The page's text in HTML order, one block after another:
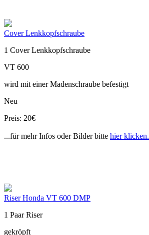
Cover Lenkkopfschraube
1 Cover Lenkkopfschraube
VT 600
wird mit einer Madenschraube befestigt
Neu
Preis: 20€
...für mehr Infos oder Bilder bitte hier klicken.
Riser Honda VT 600 DMP
1 Paar Riser
gekröpft